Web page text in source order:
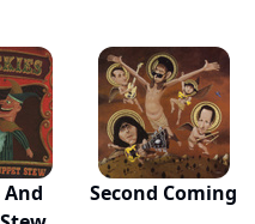
Second Coming